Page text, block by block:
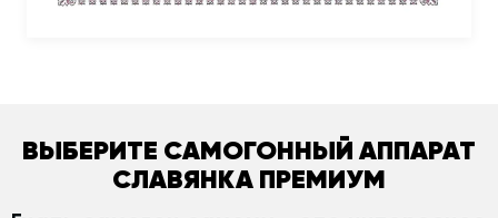
ВЫБЕРИТЕ САМОГОННЫЙ АППАРАТ
СЛАВЯНКА ПРЕМИУМ